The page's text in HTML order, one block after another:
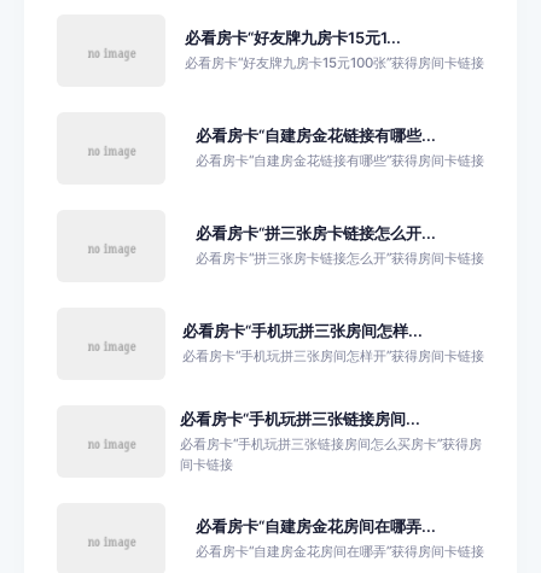
必看房卡“好友牌九房卡15元1...
必看房卡“好友牌九房卡15元100张”获得房间卡链接
必看房卡“自建房金花链接有哪些...
必看房卡“自建房金花链接有哪些”获得房间卡链接
必看房卡“拼三张房卡链接怎么开...
必看房卡“拼三张房卡链接怎么开”获得房间卡链接
必看房卡“手机玩拼三张房间怎样...
必看房卡“手机玩拼三张房间怎样开”获得房间卡链接
必看房卡“手机玩拼三张链接房间...
必看房卡“手机玩拼三张链接房间怎么买房卡”获得房
间卡链接
必看房卡“自建房金花房间在哪弄...
必看房卡“自建房金花房间在哪弄”获得房间卡链接